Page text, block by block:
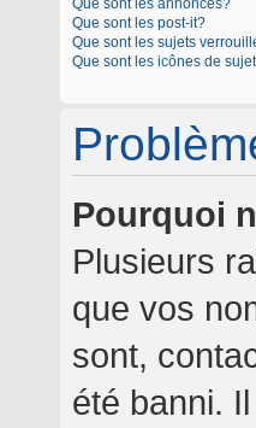
Que sont les annonces?
Que sont les post-it?
Que sont les sujets
Que sont les icônes de
Pourquoi
Plusieurs
que vos
sont,
été banni.